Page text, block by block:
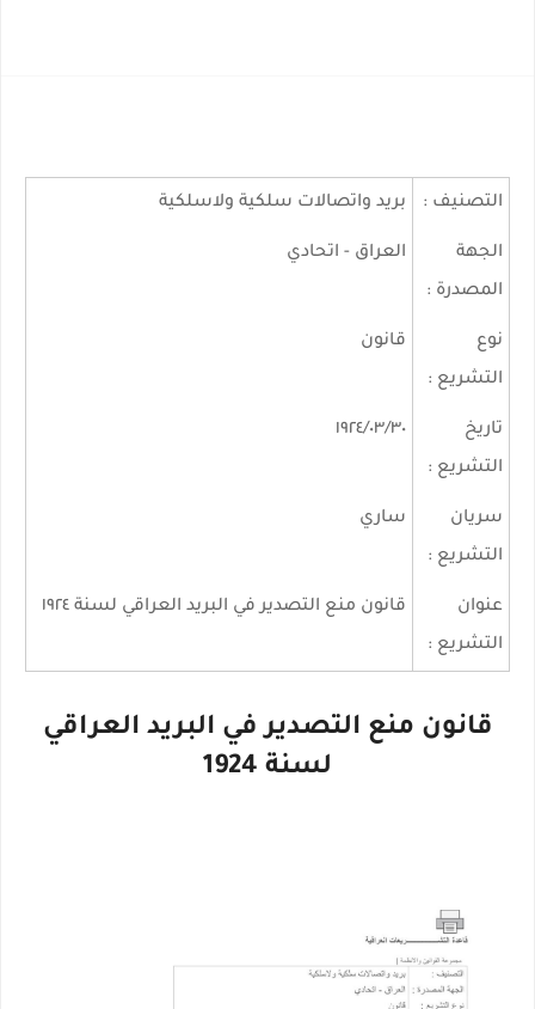
التصنيف : بريد واتصالات سلكية ولاسلكية
الجهة
المصدرة :
العراق - اتحادي
نوع
التشريع :
قانون
تاريخ
التشريع :
١٩٢٤/٠٣/٣٠
سريان
التشريع :
ساري
عنوان
التشريع :
قانون منع التصدير في البريد العراقي لسنة ١٩٢٤
قانون منع التصدير في البريد العراقي
لسنة 1924